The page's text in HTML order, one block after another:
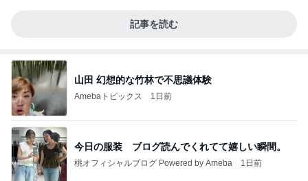
記事を読む
山田 幻想的な竹林で不思議体験
Amebaトピックス 1日前
今日の服装 ブログ読んでくれてて嬉しい瞬間。
桃オフィシャルブログ Powered by Ameba 1日前